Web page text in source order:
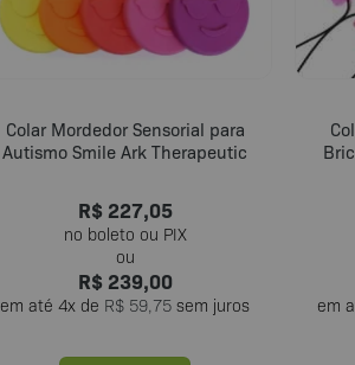
Colar Mordedor Sensorial para
Autismo Smile Ark Therapeutic
R$227,05
R$239,00
em até4x de R$ 59,75 sem juros em